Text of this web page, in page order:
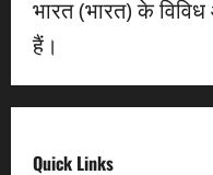
भारत (भारत) के
हैं।
Quick Links